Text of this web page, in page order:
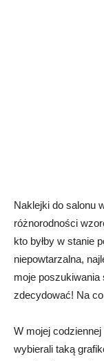
Naklejki do salonu
różnorodności
kto byłby w stanie
niepowtarzalna,
moje poszukiwania
zdecydować! Na
W mojej
wybierali taką